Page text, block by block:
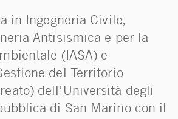
in Ingegneria Civile,
Antisismica e per la
(IASA) e
del Territorio
dell’Università degli
di San Marino con il